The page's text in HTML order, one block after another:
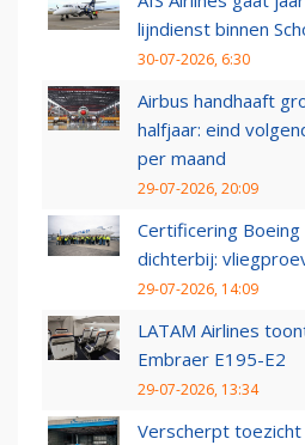
lijndienst binnen
30-07-2026, 6:30
Airbus handhaaft
halfjaar: eind
per maand
29-07-2026, 20:09
Certificering
dichterbij:
29-07-2026, 14:09
LATAM Airlines
Embraer E195-E2
29-07-2026, 13:34
Verscherpt